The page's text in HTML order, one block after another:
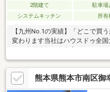
2階建て 駐車場
システムキッチン
所有
【九州No.1の実績】「どこで買
変わります当社はハウスドゥ全
引実績に裏打ちされた交渉力で
♪【内覧ツアー】熊本県全域の気
ご内覧いただけます☆窓口を一
りません【購入総額の限界へ挑
熊本県熊本市南区御